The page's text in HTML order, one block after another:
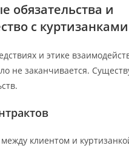
обязательства и
с куртизанками
и этике
не заканчивается.
клиентом и